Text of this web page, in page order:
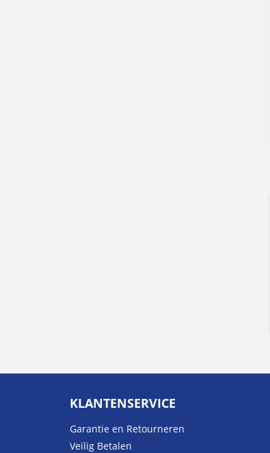
KLANTENSERVICE
Garantie en Retourneren
Veilig Betalen